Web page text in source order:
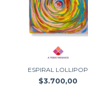
ESPIRAL LOLLIPOP
$3.700,00